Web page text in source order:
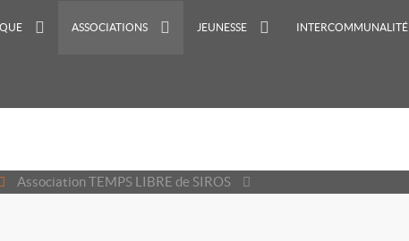
ASSOCIATIONS JEUNESSE INTERCOMMUNALITÉ
Association TEMPS LIBRE de SIROS